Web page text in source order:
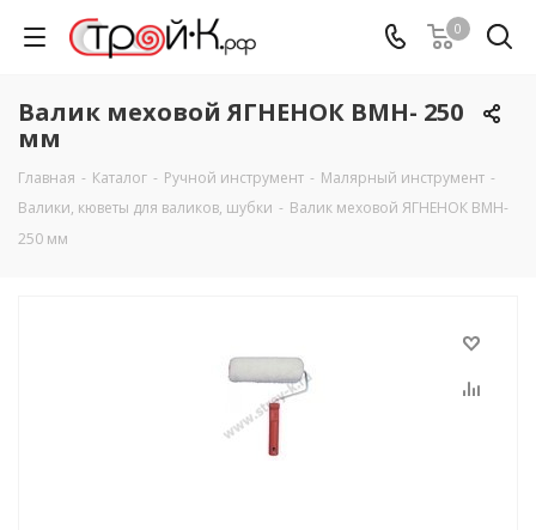
0
Валик меховой ЯГНЕНОК ВМН- 250
мм
Главная - Каталог - Ручной инструмент - Малярный инструмент -
Валики, кюветы для валиков, шубки - Валик меховой ЯГНЕНОК ВМН-
250 мм